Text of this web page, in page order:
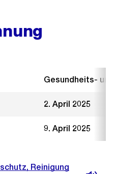
Gesundheits-
2. April 2025
9. April 2025
Reinigung